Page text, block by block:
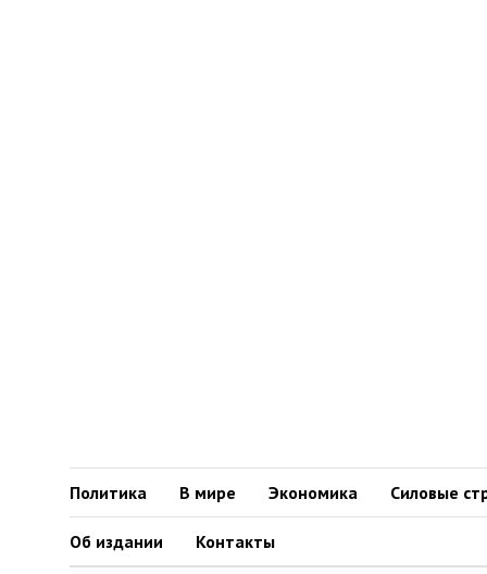
Политика В мире Экономика Силовые
Об издании Контакты